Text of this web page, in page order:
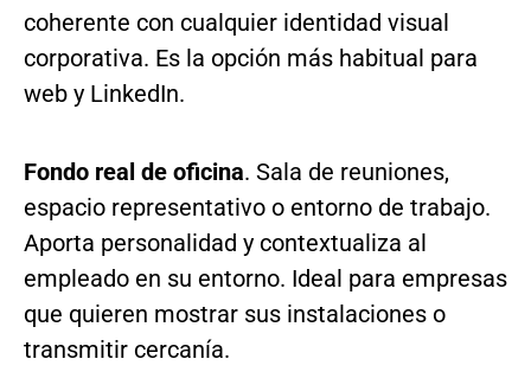
coherente con cualquier identidad visual
corporativa. Es la opción más habitual para
web y LinkedIn.
Fondo real de oficina. Sala de reuniones,
espacio representativo o entorno de trabajo.
Aporta personalidad y contextualiza al
empleado en su entorno. Ideal para empresas
que quieren mostrar sus instalaciones o
transmitir cercanía.